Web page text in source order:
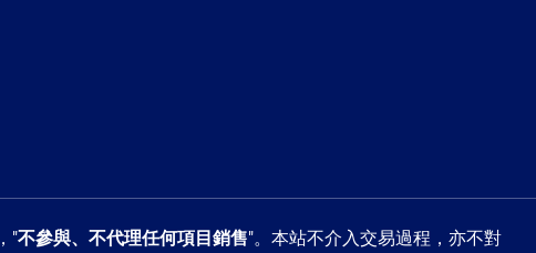
"不參與、不代理任何項目銷售"。本站不介入交易過程，亦不對